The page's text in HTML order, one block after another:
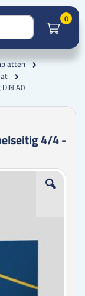
0
A0
4/4 -